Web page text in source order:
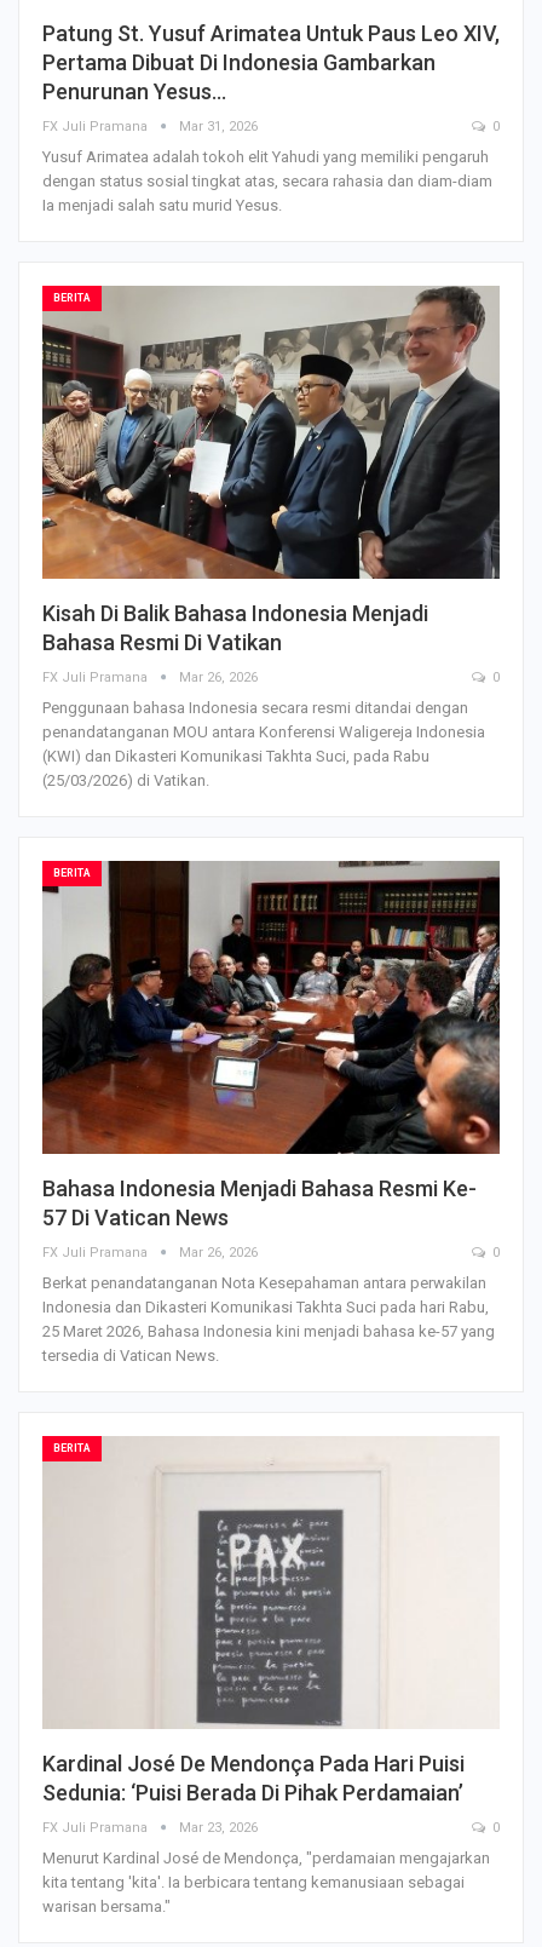
Patung St. Yusuf Arimatea Untuk Paus Leo XIV,
Pertama Dibuat Di Indonesia Gambarkan
Penurunan Yesus…
FX Juli Pramana Mar 31, 2026 0
Yusuf Arimatea adalah tokoh elit Yahudi yang memiliki pengaruh
dengan status sosial tingkat atas, secara rahasia dan diam-diam
Ia menjadi salah satu murid Yesus.
BERITA
Kisah Di Balik Bahasa Indonesia Menjadi
Bahasa Resmi Di Vatikan
FX Juli Pramana Mar 26, 2026 0
Penggunaan bahasa Indonesia secara resmi ditandai dengan
penandatanganan MOU antara Konferensi Waligereja Indonesia
(KWI) dan Dikasteri Komunikasi Takhta Suci, pada Rabu
(25/03/2026) di Vatikan.
BERITA
Bahasa Indonesia Menjadi Bahasa Resmi Ke-
57 Di Vatican News
FX Juli Pramana Mar 26, 2026 0
Berkat penandatanganan Nota Kesepahaman antara perwakilan
Indonesia dan Dikasteri Komunikasi Takhta Suci pada hari Rabu,
25 Maret 2026, Bahasa Indonesia kini menjadi bahasa ke-57 yang
tersedia di Vatican News.
BERITA
Kardinal José De Mendonça Pada Hari Puisi
Sedunia: ‘Puisi Berada Di Pihak Perdamaian’
FX Juli Pramana Mar 23, 2026 0
Menurut Kardinal José de Mendonça, "perdamaian mengajarkan
kita tentang 'kita'. Ia berbicara tentang kemanusiaan sebagai
warisan bersama."